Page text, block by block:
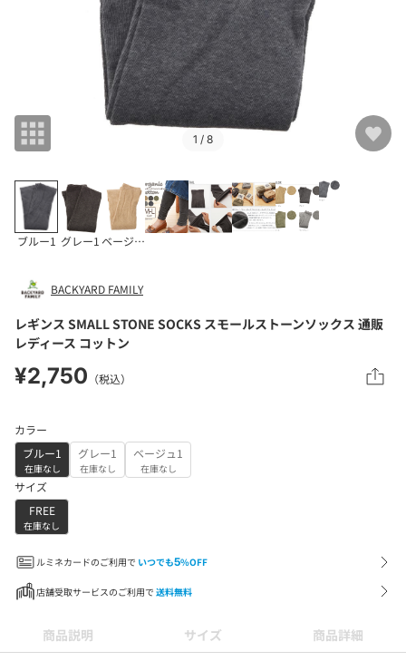
1 / 8
ブルー1 グレー1 ベージュ1
BACKYARD FAMILY
レギンス SMALL STONE SOCKS スモールストーンソックス 通販
レディース コットン
¥2,750 （税込）
カラー
ブルー1
在庫なし
グレー1
在庫なし
ベージュ1
在庫なし
サイズ
FREE
在庫なし
ルミネカードのご利用で いつでも5%OFF
店舗受取サービスのご利用で 送料無料
商品説明 サイズ 商品詳細